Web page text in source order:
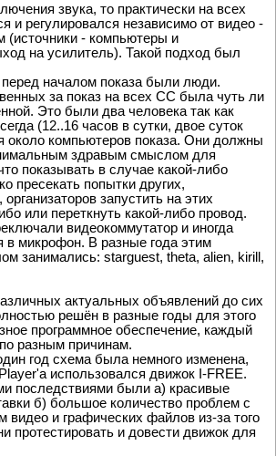
звука, то практически на всех
и регулировался независимо от видео -
- компьютеры и
на усилитель). Такой подход был
началом показа были люди.
за показ на всех CC была чуть ли
Это были два человека так как
(12..16 часов в сутки, двое суток
около компьютеров показа. Они должны
здравым смыслом для
показывать в случае какой-либо
пресекать попытки других,
запустить на этих
или переткнуть какой-либо провод.
видеокоммутатор и иногда
в микрофон. В разные года этим
занимались: starguest, theta, alien, kirill,
актуальных объявлений до сих
решён в разные годы для этого
программное обеспечение, каждый
разным причинам.
год схема была немного изменена,
использовался движок I-FREE.
последствиями были а) красивые
б) большое количество проблем с
видео и графических файлов из-за того
протестировать и довести движок для